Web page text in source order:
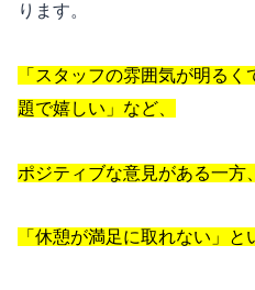
ります。
「スタッフの雰囲気が明る
題で嬉しい」など、
ポジティブな意見がある一方
「休憩が満足に取れない」と